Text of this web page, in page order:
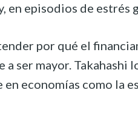
en episodios de
por qué el
ser mayor.
en economías como la